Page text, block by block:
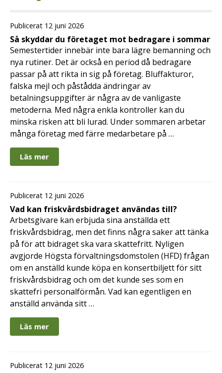
Publicerat 12 juni 2026
Så skyddar du företaget mot bedragare i sommar
Semestertider innebär inte bara lägre bemanning och
nya rutiner. Det är också en period då bedragare
passar på att rikta in sig på företag. Bluffakturor,
falska mejl och påstådda ändringar av
betalningsuppgifter är några av de vanligaste
metoderna. Med några enkla kontroller kan du
minska risken att bli lurad. Under sommaren arbetar
många företag med färre medarbetare på …
Läs mer
Publicerat 12 juni 2026
Vad kan friskvårdsbidraget användas till?
Arbetsgivare kan erbjuda sina anställda ett
friskvårdsbidrag, men det finns några saker att tänka
på för att bidraget ska vara skattefritt. Nyligen
avgjorde Högsta förvaltningsdomstolen (HFD) frågan
om en anställd kunde köpa en konsertbiljett för sitt
friskvårdsbidrag och om det kunde ses som en
skattefri personalförmån. Vad kan egentligen en
anställd använda sitt …
Läs mer
Publicerat 12 juni 2026